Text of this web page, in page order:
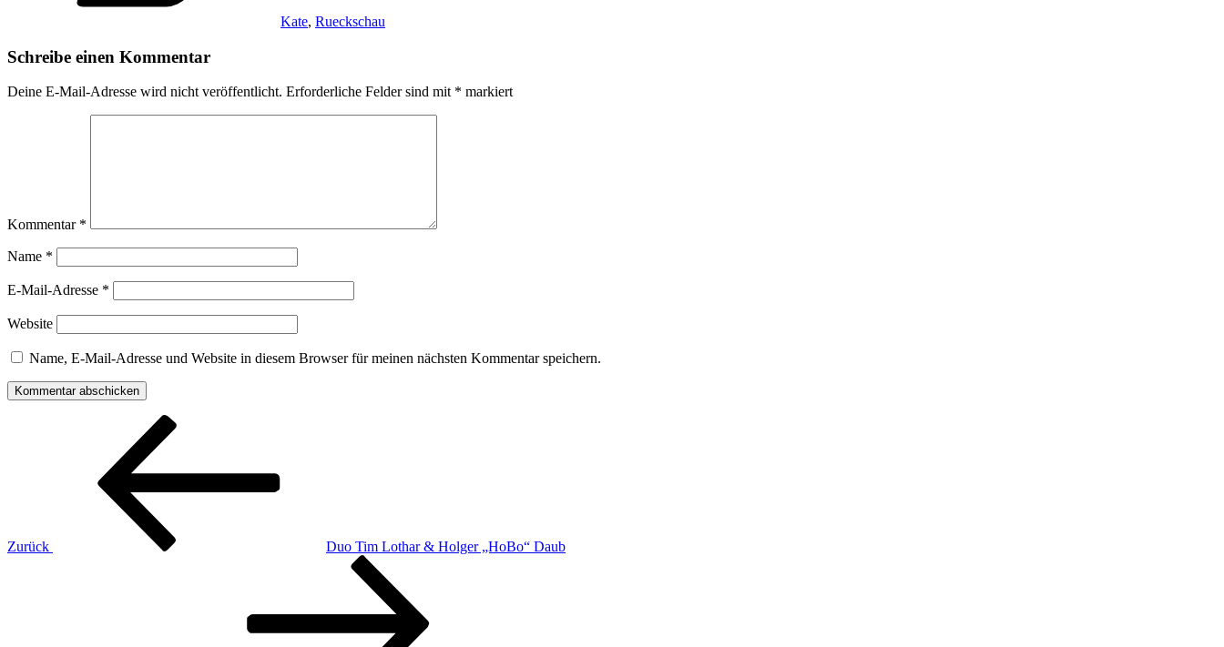
Kate, Rueckschau
Schreibe einen Kommentar
Deine E-Mail-Adresse wird nicht veröffentlicht. Erforderliche Felder sind mit * markiert
Kommentar *
Name *
E-Mail-Adresse *
Website
Name, E-Mail-Adresse und Website in diesem Browser für meinen nächsten Kommentar speichern.
Beitragsnavigation
Zurück
Duo Tim Lothar & Holger „HoBo“ Daub